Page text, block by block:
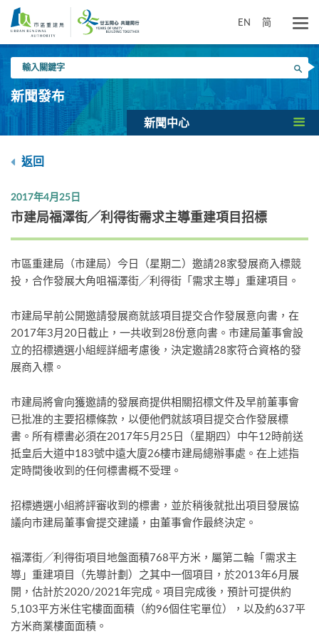
要
EN 简
入
關
鍵
搜尋
新聞發布
新聞中心
返回
2017年4月25日
市建局福澤街╱利得街需求主導重建項目招標
市區重建局（市建局）今日（星期二）邀請28家發展商入標競
投，合作發展大角咀福澤街╱利得街「需求主導」重建項目。
市建局早前公開邀請發展商就該項目提交合作發展意向書，在
2017年3月20日截止，一共收到28份意向書。市建局董事會設
立的招標遴選小組經詳細考慮後，決定邀請28家符合資格的發
展商入標。
市建局將會向獲邀請的發展商提供相關招標文件及早前董事會
已批准的主要招標條款，以便他們就該項目提交合作發展標
書。所有標書必須在2017年5月25日（星期四）中午12時前送
抵皇后大道中183號中遠大廈26樓市建局總辦事處。在上述指
定時間後收到的任何標書概不受理。
招標遴選小組將評審收到的標書，並於稍後就批出項目發展協
議向市建局董事會提交建議，由董事會作最終決定。
福澤街╱利得街項目地盤面積768平方米，屬第二輪「需求主
導」重建項目（先導計劃）之其中一個項目，於2013年6月展
開，估計於2020/2021年完成。項目完成後，預計可提供約
5,103平方米住宅樓面面積（約96個住宅單位），以及約637平
方米商業樓面面積。